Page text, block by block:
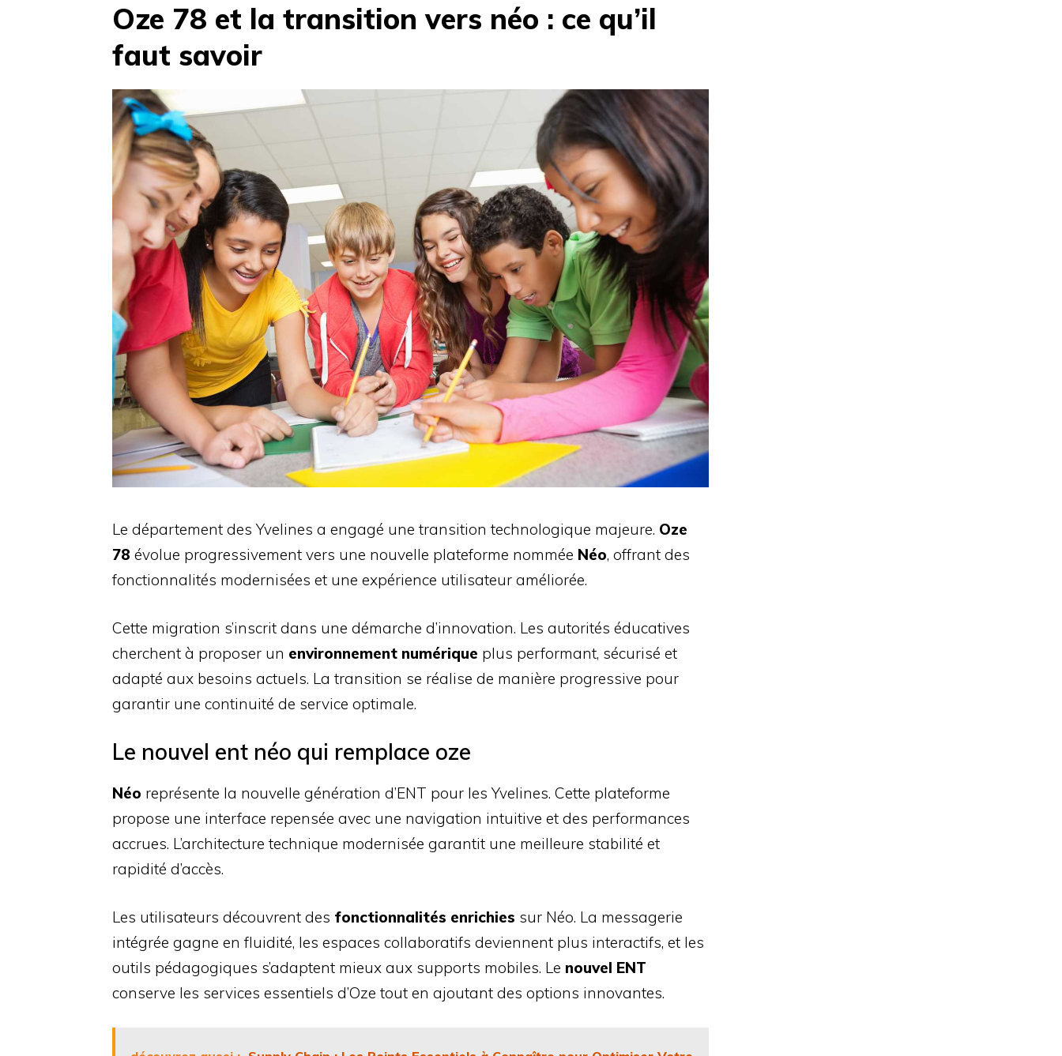
Oze 78 et la transition vers néo : ce qu’il
faut savoir
Le département des Yvelines a engagé une transition technologique majeure. Oze
78 évolue progressivement vers une nouvelle plateforme nommée Néo, offrant des
fonctionnalités modernisées et une expérience utilisateur améliorée.
Cette migration s’inscrit dans une démarche d’innovation. Les autorités éducatives
cherchent à proposer un environnement numérique plus performant, sécurisé et
adapté aux besoins actuels. La transition se réalise de manière progressive pour
garantir une continuité de service optimale.
Le nouvel ent néo qui remplace oze
Néo représente la nouvelle génération d’ENT pour les Yvelines. Cette plateforme
propose une interface repensée avec une navigation intuitive et des performances
accrues. L’architecture technique modernisée garantit une meilleure stabilité et
rapidité d’accès.
Les utilisateurs découvrent des fonctionnalités enrichies sur Néo. La messagerie
intégrée gagne en fluidité, les espaces collaboratifs deviennent plus interactifs, et les
outils pédagogiques s’adaptent mieux aux supports mobiles. Le nouvel ENT
conserve les services essentiels d’Oze tout en ajoutant des options innovantes.